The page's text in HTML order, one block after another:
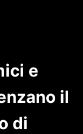
e
il
di